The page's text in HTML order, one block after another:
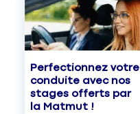
Perfectionnez votre
conduite avec nos
stages offerts par
la Matmut !